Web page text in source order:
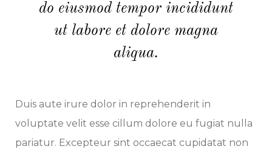
do eiusmod tempor incididunt
ut labore et dolore magna
aliqua.
Duis aute irure dolor in reprehenderit in
voluptate velit esse cillum dolore eu fugiat nulla
pariatur. Excepteur sint occaecat cupidatat non